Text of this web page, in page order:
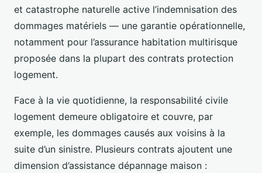
et catastrophe naturelle active l’indemnisation des
dommages matériels — une garantie opérationnelle,
notamment pour l’assurance habitation multirisque
proposée dans la plupart des contrats protection
logement.
Face à la vie quotidienne, la responsabilité civile
logement demeure obligatoire et couvre, par
exemple, les dommages causés aux voisins à la
suite d’un sinistre. Plusieurs contrats ajoutent une
dimension d’assistance dépannage maison :